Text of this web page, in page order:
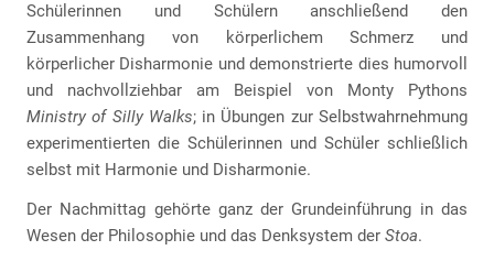
Schülerinnen und Schülern anschließend den
Zusammenhang von körperlichem Schmerz und
körperlicher Disharmonie und demonstrierte dies humorvoll
und nachvollziehbar am Beispiel von Monty Pythons
Ministry of Silly Walks; in Übungen zur Selbstwahrnehmung
experimentierten die Schülerinnen und Schüler schließlich
selbst mit Harmonie und Disharmonie.
Der Nachmittag gehörte ganz der Grundeinführung in das
Wesen der Philosophie und das Denksystem der Stoa.